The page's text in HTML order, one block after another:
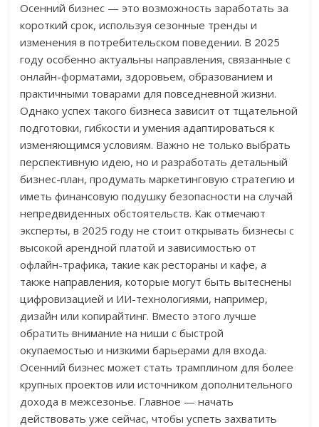
Осенний бизнес — это возможность заработать за
короткий срок, используя сезонные тренды и
изменения в потребительском поведении. В 2025
году особенно актуальны направления, связанные с
онлайн-форматами, здоровьем, образованием и
практичными товарами для повседневной жизни.
Однако успех такого бизнеса зависит от тщательной
подготовки, гибкости и умения адаптироваться к
изменяющимся условиям. Важно не только выбрать
перспективную идею, но и разработать детальный
бизнес-план, продумать маркетинговую стратегию и
иметь финансовую подушку безопасности на случай
непредвиденных обстоятельств. Как отмечают
эксперты, в 2025 году не стоит открывать бизнесы с
высокой арендной платой и зависимостью от
офлайн-трафика, такие как рестораны и кафе, а
также направления, которые могут быть вытеснены
цифровизацией и ИИ-технологиями, например,
дизайн или копирайтинг. Вместо этого лучше
обратить внимание на ниши с быстрой
окупаемостью и низкими барьерами для входа.
Осенний бизнес может стать трамплином для более
крупных проектов или источником дополнительного
дохода в межсезонье. Главное — начать
действовать уже сейчас, чтобы успеть захватить